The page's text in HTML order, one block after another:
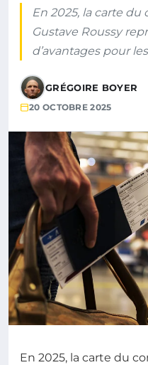
En 2025, la carte du
Gustave Roussy
d’avantages pour
GRÉGOIRE BOYER
20 OCTOBRE 2025
En 2025, la carte du